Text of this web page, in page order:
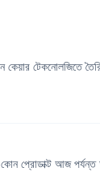
টেকনোলজিতে
প্রোডাক্ট আজ পর্যন্ত